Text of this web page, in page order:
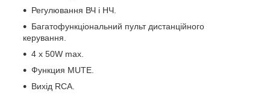
Регулювання ВЧ і НЧ.
Багатофункціональний пульт дистанційного
керування.
4 х 50W max.
Функция MUTE.
Вихід RCA.